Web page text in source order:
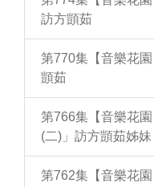
訪方顗茹
第770集【音樂花
顗茹
第766集【音樂花
(二)」訪方顗茹姊妹
第762集【音樂花